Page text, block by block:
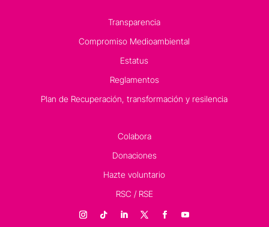
Transparencia
Compromiso Medioambiental
Estatus
Reglamentos
Plan de Recuperación, transformación y resilencia
Colabora
Donaciones
Hazte voluntario
RSC / RSE